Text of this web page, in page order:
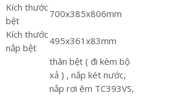
Kích thước
bệt
700x385x806mm
Kích thước
nắp bệt
495x361x83mm
thân bệt ( đi kèm bộ
xả ) , nắp két nước,
nắp rơi êm TC393VS,